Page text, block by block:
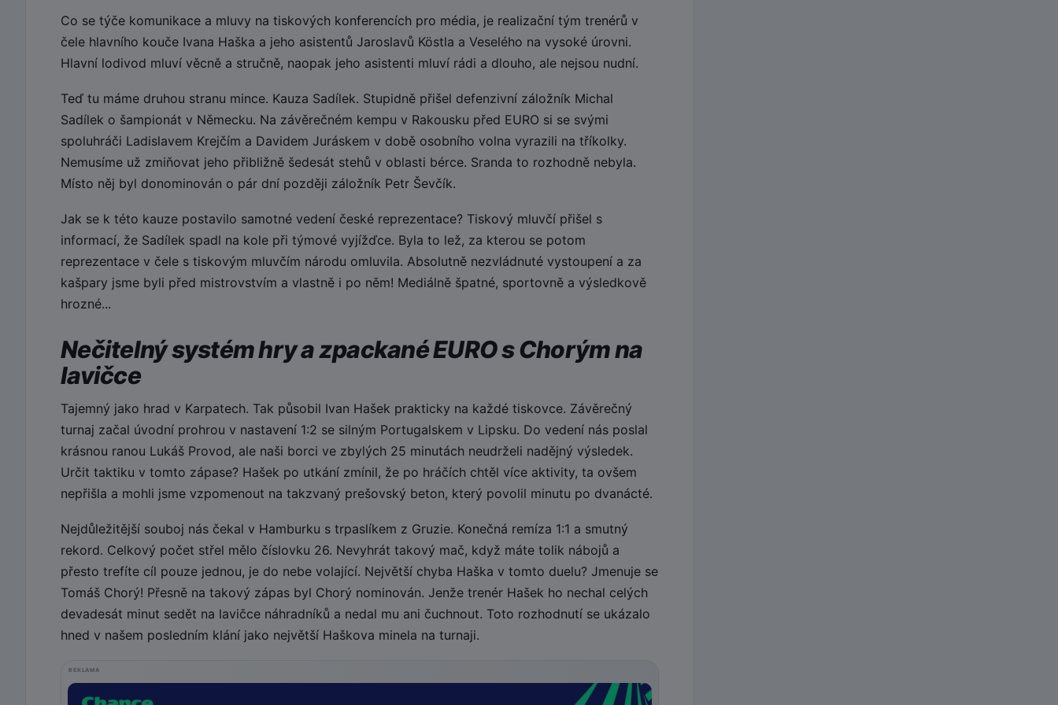
Co se týče komunikace a mluvy na tiskových konferencích pro média, je realizační tým trenérů v
čele hlavního kouče Ivana Haška a jeho asistentů Jaroslavů Köstla a Veselého na vysoké úrovni.
Hlavní lodivod mluví věcně a stručně, naopak jeho asistenti mluví rádi a dlouho, ale nejsou nudní.
Teď tu máme druhou stranu mince. Kauza Sadílek. Stupidně přišel defenzivní záložník Michal
Sadílek o šampionát v Německu. Na závěrečném kempu v Rakousku před EURO si se svými
spoluhráči Ladislavem Krejčím a Davidem Juráskem v době osobního volna vyrazili na tříkolky.
Nemusíme už zmiňovat jeho přibližně šedesát stehů v oblasti bérce. Sranda to rozhodně nebyla.
Místo něj byl donominován o pár dní později záložník Petr Ševčík.
Jak se k této kauze postavilo samotné vedení české reprezentace? Tiskový mluvčí přišel s
informací, že Sadílek spadl na kole při týmové vyjížďce. Byla to lež, za kterou se potom
reprezentace v čele s tiskovým mluvčím národu omluvila. Absolutně nezvládnuté vystoupení a za
kašpary jsme byli před mistrovstvím a vlastně i po něm! Mediálně špatné, sportovně a výsledkově
hrozné...
Nečitelný systém hry a zpackané EURO s Chorým na
lavičce
Tajemný jako hrad v Karpatech. Tak působil Ivan Hašek prakticky na každé tiskovce. Závěrečný
turnaj začal úvodní prohrou v nastavení 1:2 se silným Portugalskem v Lipsku. Do vedení nás poslal
krásnou ranou Lukáš Provod, ale naši borci ve zbylých 25 minutách neudrželi nadějný výsledek.
Určit taktiku v tomto zápase? Hašek po utkání zmínil, že po hráčích chtěl více aktivity, ta ovšem
nepřišla a mohli jsme vzpomenout na takzvaný prešovský beton, který povolil minutu po dvanácté.
Nejdůležitější souboj nás čekal v Hamburku s trpaslíkem z Gruzie. Konečná remíza 1:1 a smutný
rekord. Celkový počet střel mělo číslovku 26. Nevyhrát takový mač, když máte tolik nábojů a
přesto trefíte cíl pouze jednou, je do nebe volající. Největší chyba Haška v tomto duelu? Jmenuje se
Tomáš Chorý! Přesně na takový zápas byl Chorý nominován. Jenže trenér Hašek ho nechal celých
devadesát minut sedět na lavičce náhradníků a nedal mu ani čuchnout. Toto rozhodnutí se ukázalo
hned v našem posledním klání jako největší Haškova minela na turnaji.
REKLAMA